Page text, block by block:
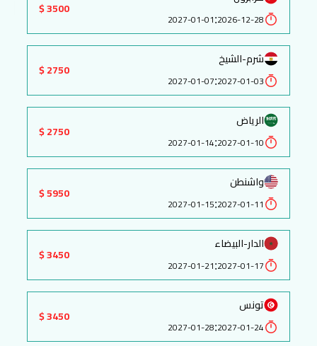
2026-12-28
:
2027-01-01
3500 $
شرم-الشيخ
2027-01-03
:
2027-01-07
2750 $
الرياض
2027-01-10
:
2027-01-14
2750 $
واشنطن
2027-01-11
:
2027-01-15
5950 $
الدار-البيضاء
2027-01-17
:
2027-01-21
3450 $
تونس
2027-01-24
:
2027-01-28
3450 $